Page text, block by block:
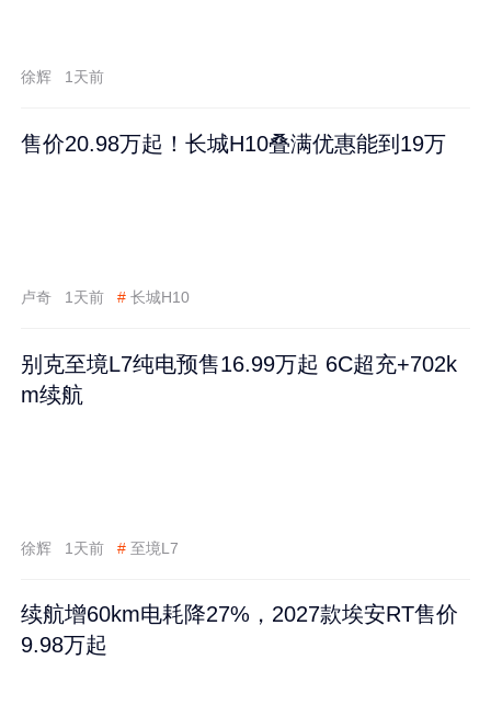
徐辉 1天前
售价20.98万起！长城H10叠满优惠能到19万
卢奇 1天前 # 长城H10
别克至境L7纯电预售16.99万起 6C超充+702k
m续航
徐辉 1天前 # 至境L7
续航增60km电耗降27%，2027款埃安RT售价
9.98万起